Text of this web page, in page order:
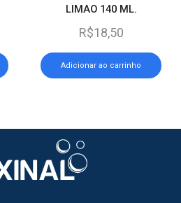
LIMAO 140 ML.
R$18,50
Adicionar ao carrinho